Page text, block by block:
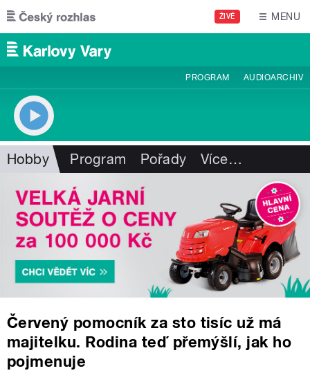
Přejít k hlavnímu obsahu
ŽIVĚ MENU
PROGRAM AUDIOARCHIV
Hobby Program Pořady Více…
Červený pomocník za sto tisíc už má
majitelku. Rodina teď přemýšlí, jak ho
pojmenuje